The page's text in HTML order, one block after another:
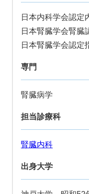
日本内科学会認定
日本腎臓学会腎臓
日本腎臓学会認定
専門
腎臓病学
担当診療科
腎臓内科
出身大学